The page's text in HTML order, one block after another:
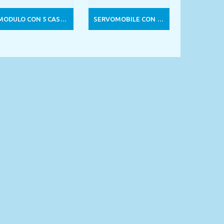
MODULO CON 5 CASSETTI SERVOMOBILE CON 4 CASSETTI